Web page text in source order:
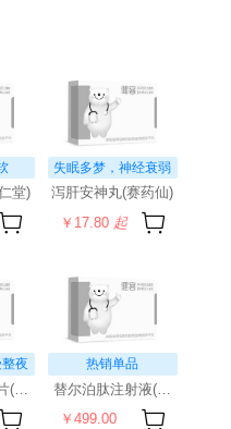
堂)
失眠多梦，神经衰弱
泻肝安神丸(赛药仙)
￥17.80 起
夜
(科唯可)
热销单品
替尔泊肽注射液(穆峰达)
￥499.00